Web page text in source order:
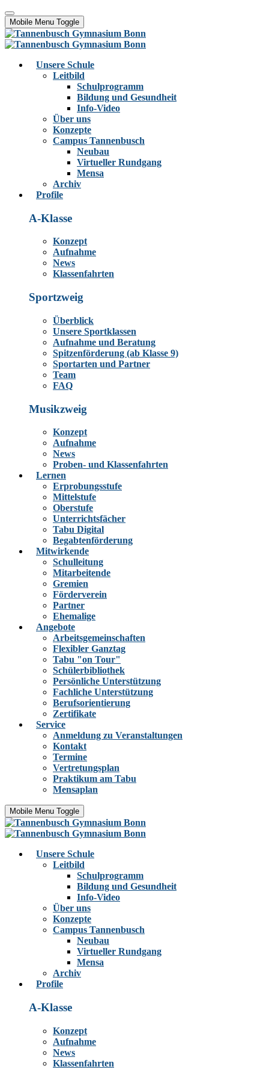
Mobile Menu Toggle
Unsere Schule
Leitbild
Schulprogramm
Bildung und Gesundheit
Info-Video
Über uns
Konzepte
Campus Tannenbusch
Neubau
Virtueller Rundgang
Mensa
Archiv
Profile
A-Klasse
Konzept
Aufnahme
News
Klassenfahrten
Sportzweig
Überblick
Unsere Sportklassen
Aufnahme und Beratung
Spitzenförderung (ab Klasse 9)
Sportarten und Partner
Team
FAQ
Musikzweig
Konzept
Aufnahme
News
Proben- und Klassenfahrten
Lernen
Erprobungsstufe
Mittelstufe
Oberstufe
Unterrichtsfächer
Tabu Digital
Begabtenförderung
Mitwirkende
Schulleitung
Mitarbeitende
Gremien
Förderverein
Partner
Ehemalige
Angebote
Arbeitsgemeinschaften
Flexibler Ganztag
Tabu "on Tour"
Schülerbibliothek
Persönliche Unterstützung
Fachliche Unterstützung
Berufsorientierung
Zertifikate
Service
Anmeldung zu Veranstaltungen
Kontakt
Termine
Vertretungsplan
Praktikum am Tabu
Mensaplan
Mobile Menu Toggle
Unsere Schule
Leitbild
Schulprogramm
Bildung und Gesundheit
Info-Video
Über uns
Konzepte
Campus Tannenbusch
Neubau
Virtueller Rundgang
Mensa
Archiv
Profile
A-Klasse
Konzept
Aufnahme
News
Klassenfahrten